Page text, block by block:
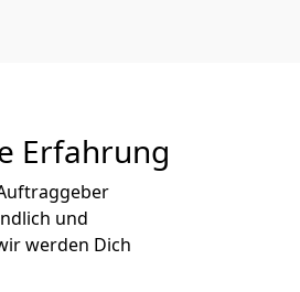
Erfahrung
und
werden Dich